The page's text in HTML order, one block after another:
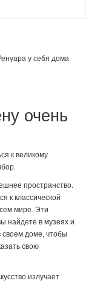
у себя дома
очень
к великому
пространство.
к классической
мире. Эти
найдете в музеях и
своем доме, чтобы
свою
излучает